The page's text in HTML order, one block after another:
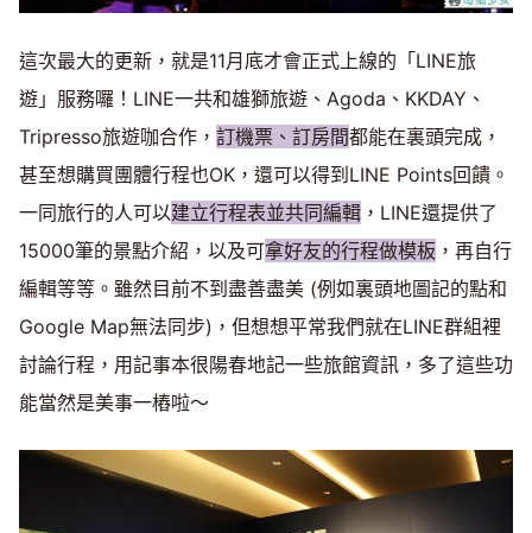
這次最大的更新，就是11月底才會正式上線的「LINE旅
遊」服務囉！LINE一共和雄獅旅遊、Agoda、KKDAY、
Tripresso旅遊咖合作， 訂機票、訂房間都能在裏頭完成，
甚至想購買團體行程也OK，還可以得到LINE Points回饋。
一同旅行的人可以建立行程表並共同編輯 ，LINE還提供了
15000筆的景點介紹，以及可拿好友的行程做模板 ，再自行
編輯等等。雖然目前不到盡善盡美 (例如裏頭地圖記的點和
Google Map無法同步)，但想想平常我們就在LINE群組裡
討論行程，用記事本很陽春地記一些旅館資訊，多了這些功
能當然是美事一樁啦～